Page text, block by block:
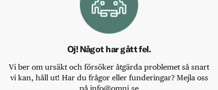
Oj! Något har gått fel.
Vi ber om ursäkt och försöker åtgärda problemet så snart
vi kan, håll ut! Har du frågor eller funderingar? Mejla oss